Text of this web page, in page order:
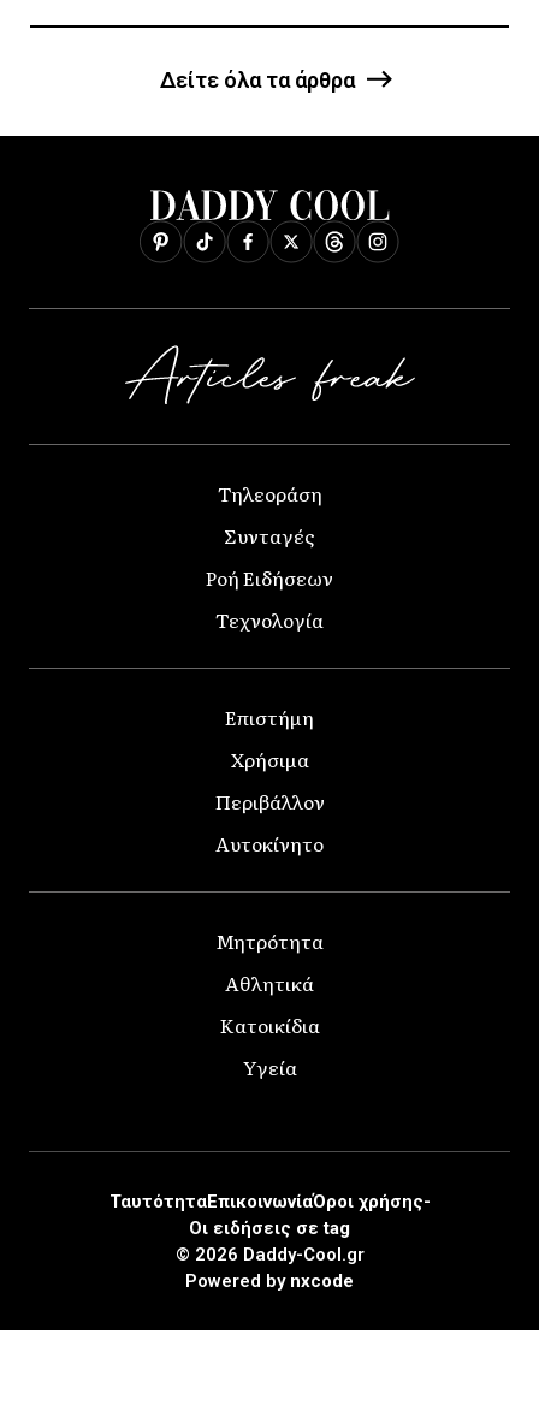
Δείτε όλα τα άρθρα
Τηλεοράση
Συνταγές
Ροή Ειδήσεων
Τεχνολογία
Επιστήμη
Χρήσιμα
Περιβάλλον
Αυτοκίνητο
Μητρότητα
Αθλητικά
Κατοικίδια
Υγεία
© 2026 Daddy-Cool.gr
ΤαυτότηταΕπικοινωνίαΌροι χρήσης-
Οι ειδήσεις σε tag
Powered by nxcode